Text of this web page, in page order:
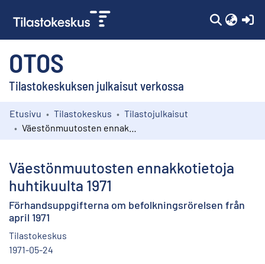
OTOS
Tilastokeskuksen julkaisut verkossa
Kokoelmat
Etusivu Tilastokeskus
Tilastojulkaisut
Väestönmuutosten ennakkotietoja
huhtikuulta 1971
Förhandsuppgifterna om befolkningsrörelsen från
april 1971
Tilastokeskus
1971-05-24